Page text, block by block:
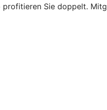
Sie doppelt.